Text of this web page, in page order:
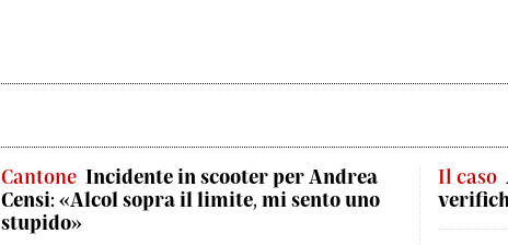
Cantone Incidente in scooter per Andrea
Censi: «Alcol sopra il limite, mi sento uno
stupido»
Il caso